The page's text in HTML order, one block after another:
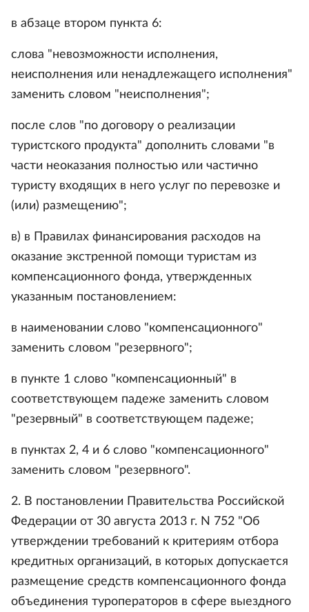
в абзаце втором пункта 6:
слова "невозможности исполнения,
неисполнения или ненадлежащего исполнения"
заменить словом "неисполнения";
после слов "по договору о реализации
туристского продукта" дополнить словами "в
части неоказания полностью или частично
туристу входящих в него услуг по перевозке и
(или) размещению";
в) в Правилах финансирования расходов на
оказание экстренной помощи туристам из
компенсационного фонда, утвержденных
указанным постановлением:
в наименовании слово "компенсационного"
заменить словом "резервного";
в пункте 1 слово "компенсационный" в
соответствующем падеже заменить словом
"резервный" в соответствующем падеже;
в пунктах 2, 4 и 6 слово "компенсационного"
заменить словом "резервного".
2. В постановлении Правительства Российской
Федерации от 30 августа 2013 г. N 752 "Об
утверждении требований к критериям отбора
кредитных организаций, в которых допускается
размещение средств компенсационного фонда
объединения туроператоров в сфере выездного